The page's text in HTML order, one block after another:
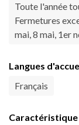
Toute l'année
Fermetures
mai, 8 mai, 1er
Langues
Français
Caractéristique